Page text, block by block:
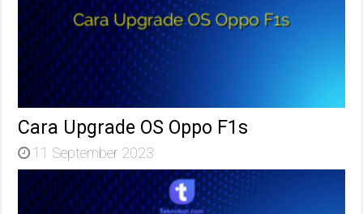
Cara Upgrade OS Oppo F1s
11 September 2023